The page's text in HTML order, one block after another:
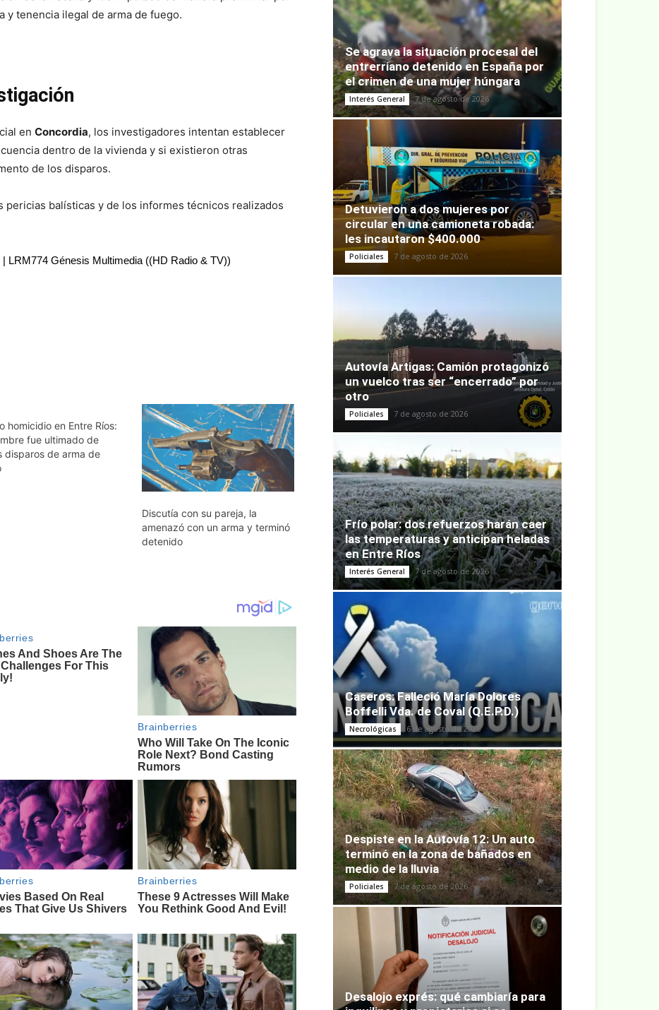
y tenencia ilegal de arma de fuego.
en Concordia, los investigadores intentan establecer
dentro de la vivienda y si existieron otras
de los disparos.
pericias balísticas y de los informes técnicos realizados
LRM774 Génesis Multimedia ((HD Radio & TV))
homicidio en Entre Ríos:
fue ultimado de
disparos de arma de
Discutía con su pareja, la
amenazó con un arma y terminó
detenido
Se agrava la situación procesal del
entrerriano detenido en España por
el crimen de una mujer húngara
Interés General 7 de agosto de 2026
Detuvieron a dos mujeres por
circular en una camioneta robada:
les incautaron $400.000
Policiales 7 de agosto de 2026
Autovía Artigas: Camión protagonizó
un vuelco tras ser “encerrado” por
otro
Policiales 7 de agosto de 2026
Frío polar: dos refuerzos harán caer
las temperaturas y anticipan heladas
en Entre Ríos
Interés General 7 de agosto de 2026
Caseros: Falleció María Dolores
Boffelli Vda. de Coval (Q.E.P.D.)
Necrológicas 6 de agosto de 2026
Despiste en la Autovía 12: Un auto
terminó en la zona de bañados en
medio de la lluvia
Policiales 7 de agosto de 2026
Desalojo exprés: qué cambiaría para